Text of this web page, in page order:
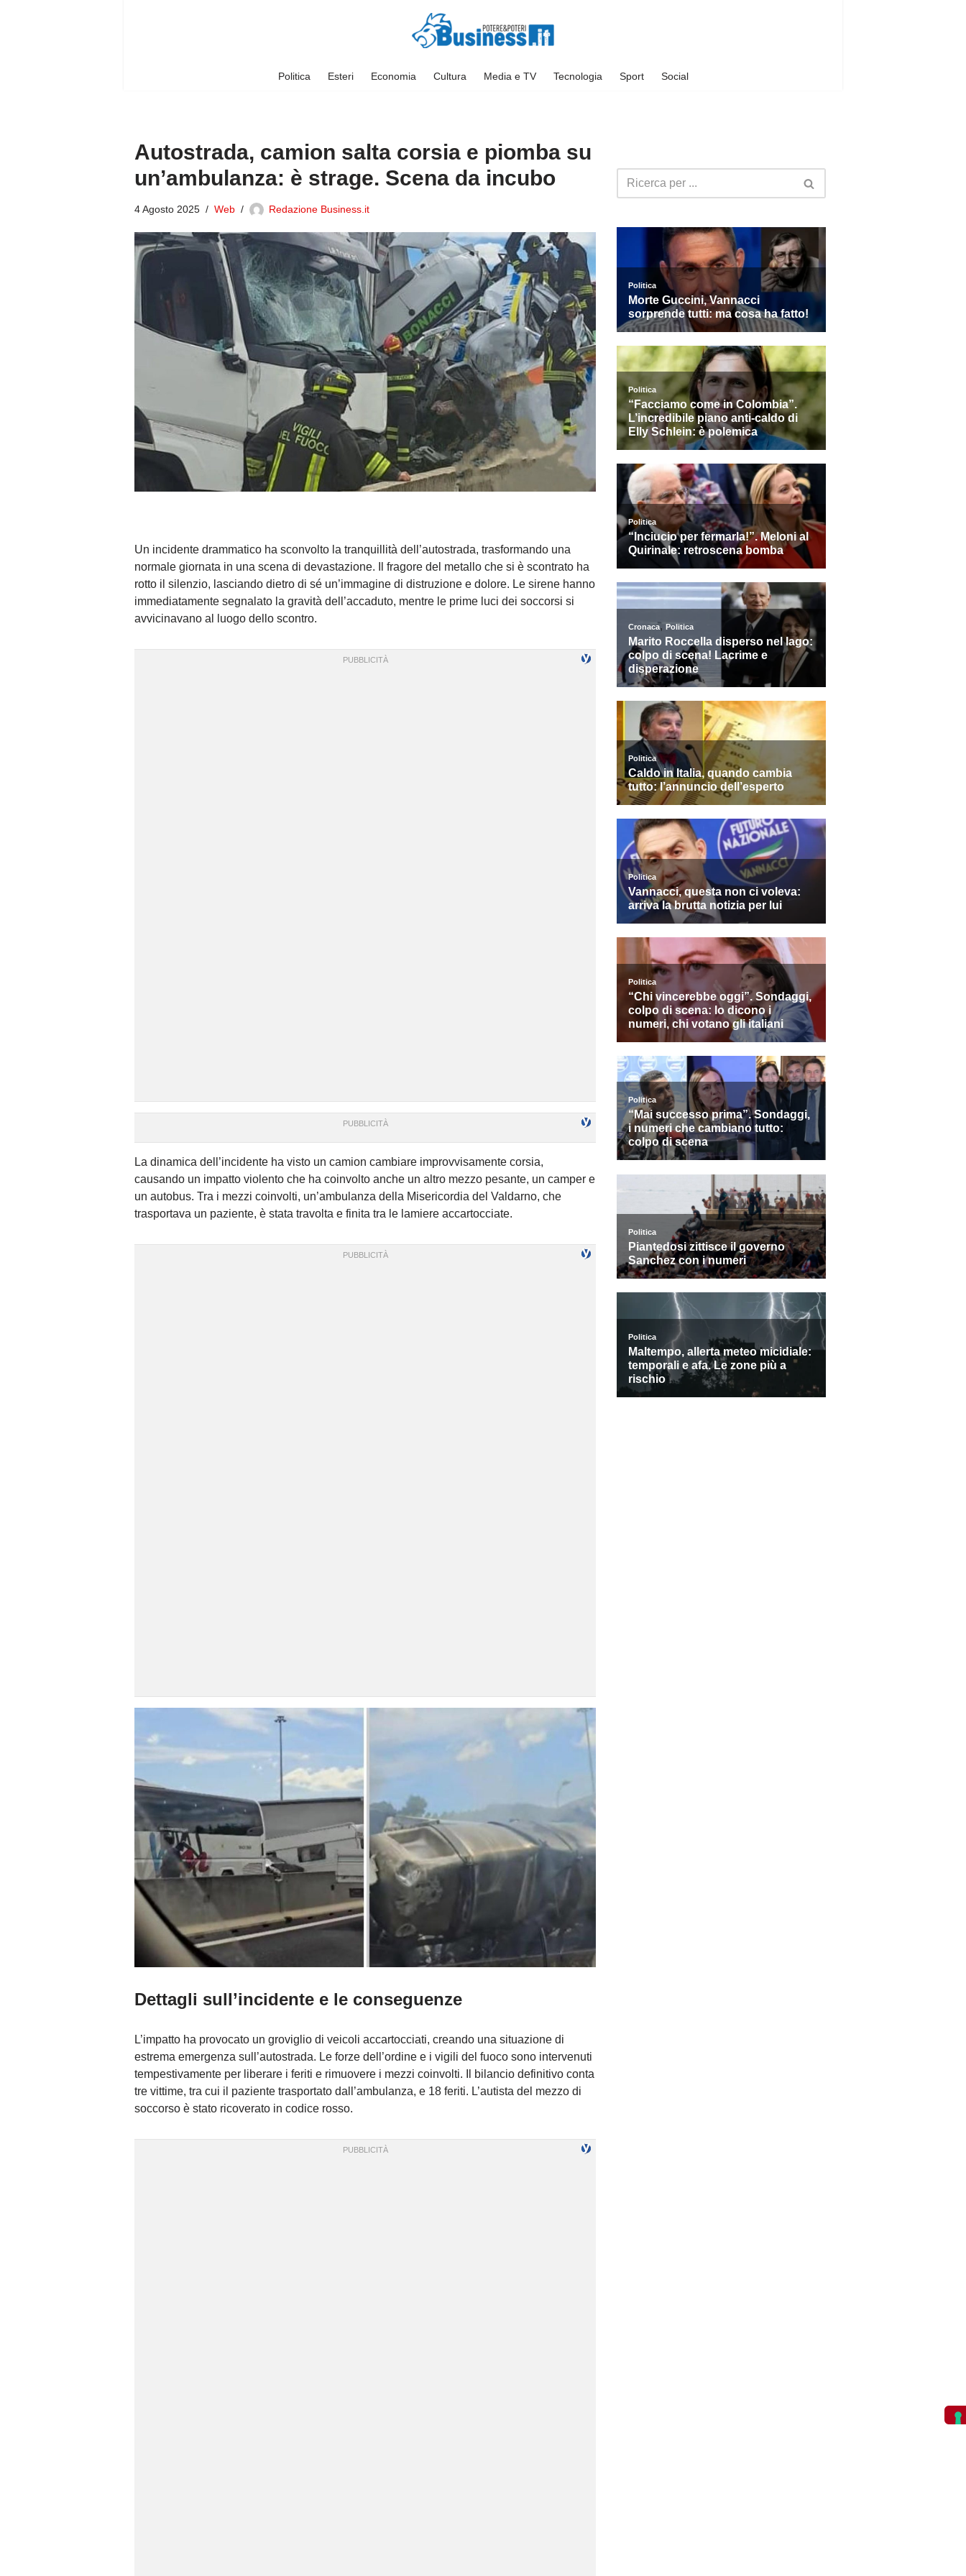
Politica Esteri Economia Cultura Media e TV Tecnologia Sport Social
Autostrada, camion salta corsia e piomba su
un’ambulanza: è strage. Scena da incubo
4 Agosto 2025 Web Redazione Business.it
Un incidente drammatico ha sconvolto la tranquillità dell’autostrada, trasformando una
normale giornata in una scena di devastazione. Il fragore del metallo che si è scontrato ha
rotto il silenzio, lasciando dietro di sé un’immagine di distruzione e dolore. Le sirene hanno
immediatamente segnalato la gravità dell’accaduto, mentre le prime luci dei soccorsi si
avvicinavano al luogo dello scontro.
La dinamica dell’incidente ha visto un camion cambiare improvvisamente corsia,
causando un impatto violento che ha coinvolto anche un altro mezzo pesante, un camper e
un autobus. Tra i mezzi coinvolti, un’ambulanza della Misericordia del Valdarno, che
trasportava un paziente, è stata travolta e finita tra le lamiere accartocciate.
Dettagli sull’incidente e le conseguenze
L’impatto ha provocato un groviglio di veicoli accartocciati, creando una situazione di
estrema emergenza sull’autostrada. Le forze dell’ordine e i vigili del fuoco sono intervenuti
tempestivamente per liberare i feriti e rimuovere i mezzi coinvolti. Il bilancio definitivo conta
tre vittime, tra cui il paziente trasportato dall’ambulanza, e 18 feriti. L’autista del mezzo di
soccorso è stato ricoverato in codice rosso.